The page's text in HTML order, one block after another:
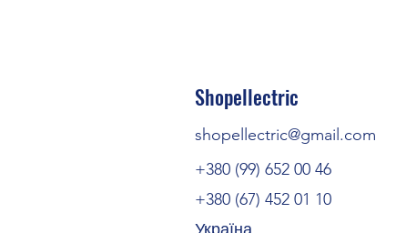
Shopellectric
shopellectric@gmail.com
+380 (99) 652 00 46
+380 (67) 452 01 10